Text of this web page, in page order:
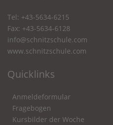
Tel: +43-5634-6215
Fax: +43-5634-6128
info@schnitzschule.com
www.schnitzschule.com
Quicklinks
Anmeldeformular
Fragebogen
Kursbilder der Woche